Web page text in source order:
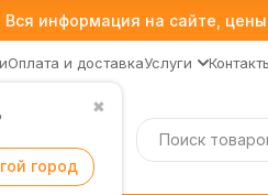
информация на сайте,
✖
город
Оплата и доставкаУслуги